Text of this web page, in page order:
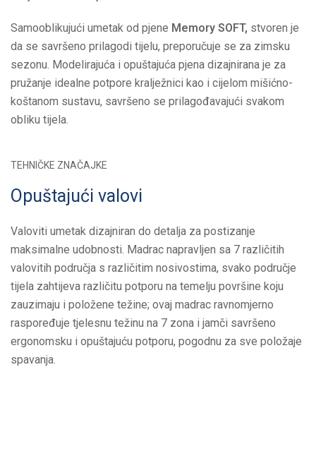
Samooblikujući umetak od pjene Memory SOFT, stvoren je
da se savršeno prilagodi tijelu, preporučuje se za zimsku
sezonu. Modelirajuća i opuštajuća pjena dizajnirana je za
pružanje idealne potpore kralježnici kao i cijelom mišićno-
koštanom sustavu, savršeno se prilagođavajući svakom
obliku tijela.
TEHNIČKE ZNAČAJKE
Opuštajući valovi
Valoviti umetak dizajniran do detalja za postizanje
maksimalne udobnosti. Madrac napravljen sa 7 različitih
valovitih područja s različitim nosivostima, svako područje
tijela zahtijeva različitu potporu na temelju površine koju
zauzimaju i položene težine; ovaj madrac ravnomjerno
raspoređuje tjelesnu težinu na 7 zona i jamči savršeno
ergonomsku i opuštajuću potporu, pogodnu za sve položaje
spavanja.